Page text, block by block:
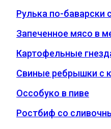
Рулька по-баварски
Запеченное мясо в
Картофельные
Свиные ребрышки с
Оссобуко в пиве
Ростбиф со